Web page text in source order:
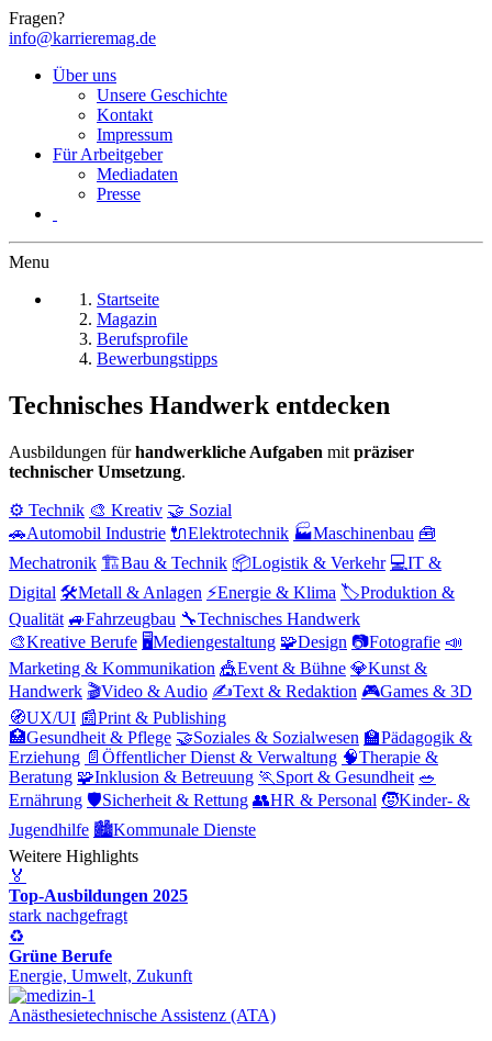
Fragen?
info@karrieremag.de
Über uns
Unsere Geschichte
Kontakt
Impressum
Für Arbeitgeber
Mediadaten
Presse
Menu
Startseite
Magazin
Berufsprofile
Bewerbungstipps
Technisches Handwerk entdecken
Ausbildungen fürhandwerkliche Aufgaben mit präziser
technischer Umsetzung.
⚙️ Technik 🎨 Kreativ 🤝 Sozial
🚗Automobil Industrie 🔌Elektrotechnik 🏭Maschinenbau 🧰
Mechatronik 🏗️Bau & Technik 📦Logistik & Verkehr 💻IT &
Digital 🛠️Metall & Anlagen ⚡Energie & Klima 🏷️Produktion &
Qualität 🚙Fahrzeugbau 🔧Technisches Handwerk
🎨Kreative Berufe 🖥️Mediengestaltung 🧩Design 📷Fotografie 📣
Marketing & Kommunikation 🎪Event & Bühne 💎Kunst &
Handwerk 🎬Video & Audio ✍️Text & Redaktion 🎮Games & 3D
🧭UX/UI 📰Print & Publishing
🏥Gesundheit & Pflege 🤝Soziales & Sozialwesen 🏫Pädagogik &
Erziehung 📄 Öffentlicher Dienst & Verwaltung 🧠Therapie &
Beratung 🧩Inklusion & Betreuung 🏃 Sport & Gesundheit 🥗
Ernährung 🛡️Sicherheit & Rettung 👥HR & Personal 🧒Kinder- &
Jugendhilfe 🏙️Kommunale Dienste
Weitere Highlights
🏅
Top-Ausbildungen 2025
stark nachgefragt
♻️
Grüne Berufe
Energie, Umwelt, Zukunft
Anästhesietechnische Assistenz (ATA)